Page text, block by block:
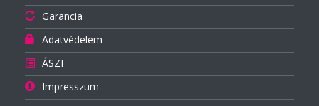
Garancia
Adatvédelem
ÁSZF
Impresszum